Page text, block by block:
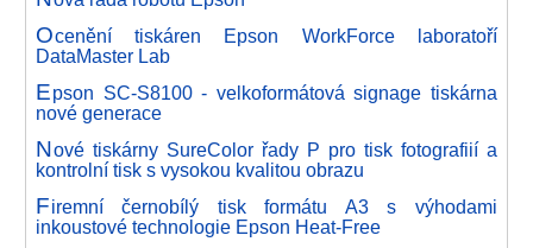
Ocenění tiskáren Epson WorkForce laboratoří
DataMaster Lab
Epson SC-S8100 - velkoformátová signage tiskárna
nové generace
Nové tiskárny SureColor řady P pro tisk fotografiií a
kontrolní tisk s vysokou kvalitou obrazu
Firemní černobílý tisk formátu A3 s výhodami
inkoustové technologie Epson Heat-Free